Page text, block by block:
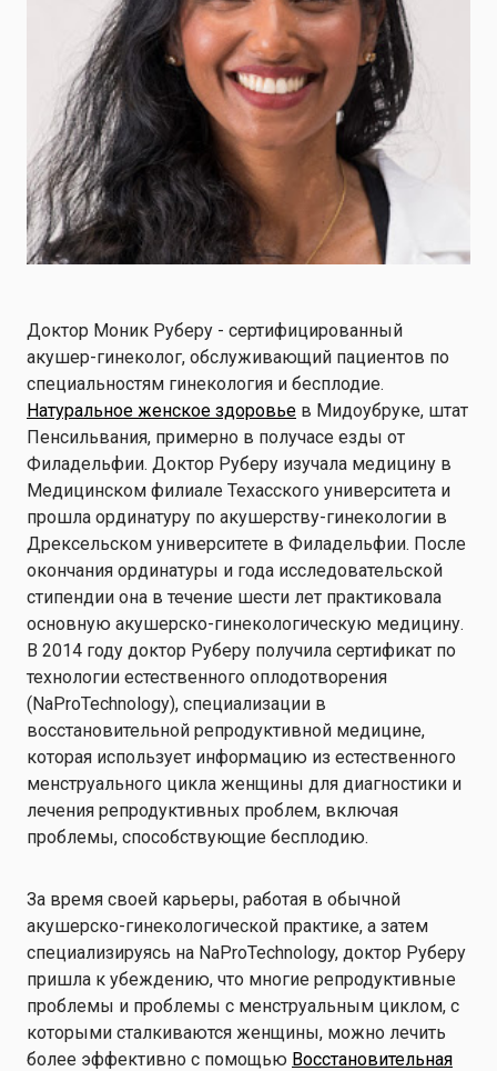
Доктор Моник Руберу - сертифицированный
акушер-гинеколог, обслуживающий пациентов по
специальностям гинекология и бесплодие.
Натуральное женское здоровье в Мидоубруке, штат
Пенсильвания, примерно в получасе езды от
Филадельфии. Доктор Руберу изучала медицину в
Медицинском филиале Техасского университета и
прошла ординатуру по акушерству-гинекологии в
Дрексельском университете в Филадельфии. После
окончания ординатуры и года исследовательской
стипендии она в течение шести лет практиковала
основную акушерско-гинекологическую медицину.
В 2014 году доктор Руберу получила сертификат по
технологии естественного оплодотворения
(NaProTechnology), специализации в
восстановительной репродуктивной медицине,
которая использует информацию из естественного
менструального цикла женщины для диагностики и
лечения репродуктивных проблем, включая
проблемы, способствующие бесплодию.
За время своей карьеры, работая в обычной
акушерско-гинекологической практике, а затем
специализируясь на NaProTechnology, доктор Руберу
пришла к убеждению, что многие репродуктивные
проблемы и проблемы с менструальным циклом, с
которыми сталкиваются женщины, можно лечить
более эффективно с помощью Восстановительная